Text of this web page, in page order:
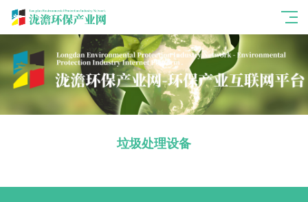
垃圾处理设备